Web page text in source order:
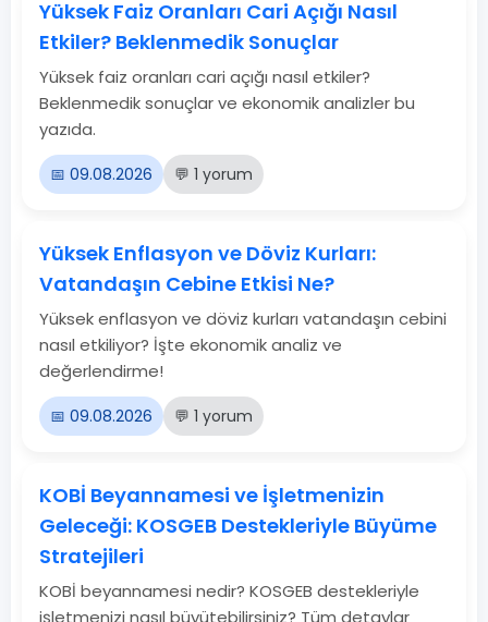
Yüksek Faiz Oranları Cari Açığı Nasıl
Etkiler? Beklenmedik Sonuçlar
Yüksek faiz oranları cari açığı nasıl etkiler?
Beklenmedik sonuçlar ve ekonomik analizler bu
yazıda.
📅 09.08.2026 💬 1 yorum
Yüksek Enflasyon ve Döviz Kurları:
Vatandaşın Cebine Etkisi Ne?
Yüksek enflasyon ve döviz kurları vatandaşın cebini
nasıl etkiliyor? İşte ekonomik analiz ve
değerlendirme!
📅 09.08.2026 💬 1 yorum
KOBİ Beyannamesi ve İşletmenizin
Geleceği: KOSGEB Destekleriyle Büyüme
Stratejileri
KOBİ beyannamesi nedir? KOSGEB destekleriyle
işletmenizi nasıl büyütebilirsiniz? Tüm detaylar